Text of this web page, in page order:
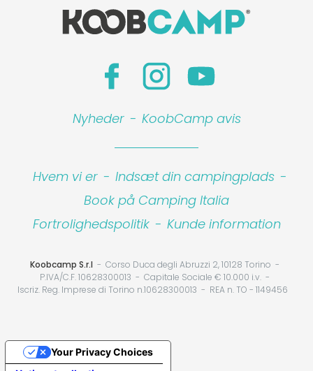
Nyheder - KoobCamp avis
Hvem vi er - Indsæt din campingplads -
Book på Camping Italia
Fortrolighedspolitik - Kunde information
Koobcamp S.r.l
Corso Duca degli Abruzzi 2, 10128 Torino
P.IVA/C.F. 10628300013
Capitale Sociale € 10.000 i.v.
Iscriz. Reg. Imprese di Torino n.10628300013
REA n. TO - 1149456
Your Privacy Choices